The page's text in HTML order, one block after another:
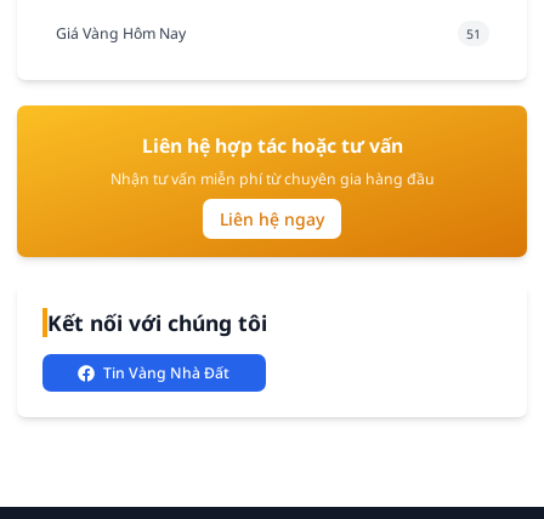
Giá Vàng Hôm Nay 51
Liên hệ hợp tác hoặc tư vấn
Nhận tư vấn miễn phí từ chuyên gia hàng đầu
Liên hệ ngay
Kết nối với chúng tôi
Tin Vàng Nhà Đất